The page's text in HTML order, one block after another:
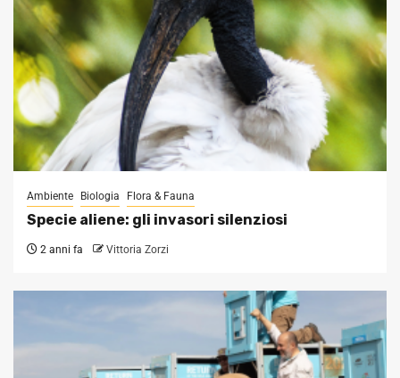
Ambiente Biologia Flora & Fauna
Specie aliene: gli invasori silenziosi
2 anni fa Vittoria Zorzi